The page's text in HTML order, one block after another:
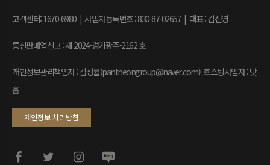
고객센터: 1670-6980 | 사업자등록번호 : 830-87-02657 | 대표 : 김선영
통신판매업신고 : 제 2024-경기광주-2162 호
개인정보관리책임자 : 김성률(pantheongroup@naver.com) 호스팅사업자 : 닷
홈
개인정보 처리방침